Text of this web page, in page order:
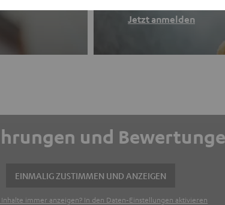
Jetzt anmelden
und
EINMALIG ZUSTIMMEN UND ANZEIGEN
immer anzeigen? In den Daten‑Einstellungen aktivieren